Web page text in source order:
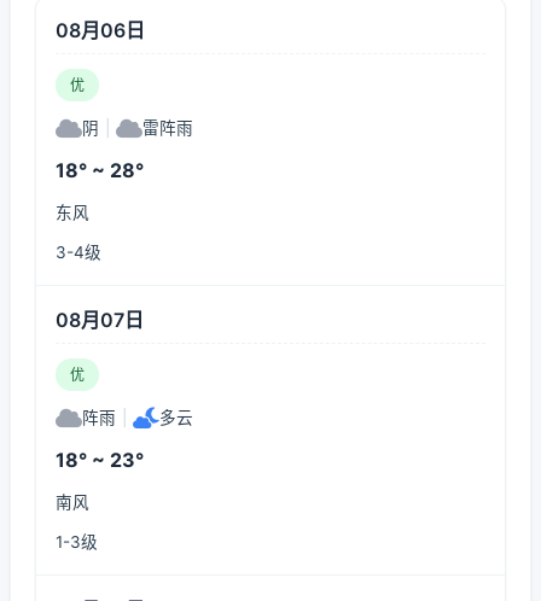
08月06日
优
阴 雷阵雨
18° ~ 28°
东风
3-4级
08月07日
优
阵雨 多云
18° ~ 23°
南风
1-3级